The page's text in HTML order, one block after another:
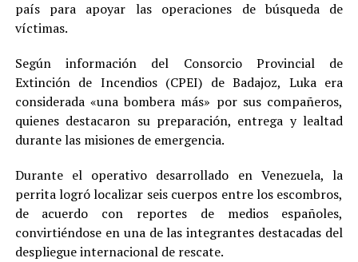
país para apoyar las operaciones de búsqueda de
víctimas.
Según información del Consorcio Provincial de
Extinción de Incendios (CPEI) de Badajoz, Luka era
considerada «una bombera más» por sus compañeros,
quienes destacaron su preparación, entrega y lealtad
durante las misiones de emergencia.
Durante el operativo desarrollado en Venezuela, la
perrita logró localizar seis cuerpos entre los escombros,
de acuerdo con reportes de medios españoles,
convirtiéndose en una de las integrantes destacadas del
despliegue internacional de rescate.